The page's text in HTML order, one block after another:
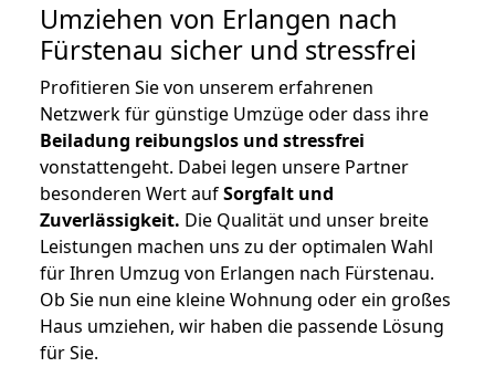
Umziehen von Erlangen nach
Fürstenau sicher und stressfrei
Profitieren Sie von unserem erfahrenen
Netzwerk für günstige Umzüge oder dass ihre
Beiladung reibungslos und stressfrei
vonstattengeht. Dabei legen unsere Partner
besonderen Wert aufSorgfalt und
Zuverlässigkeit. Die Qualität und unser breite
Leistungen machen uns zu der optimalen Wahl
für Ihren Umzug von Erlangen nach Fürstenau.
Ob Sie nun eine kleine Wohnung oder ein großes
Haus umziehen, wir haben die passende Lösung
für Sie.